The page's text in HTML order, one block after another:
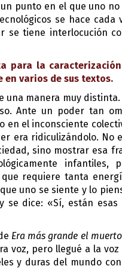
punto en el que uno
se hace cada
se tiene interlocución
para la
en varios de sus textos.
una manera muy
Ante un poder tan
en el inconsciente
era ridiculizándolo. No
sino mostrar esa
requiere tanta
uno se siente y lo
se dice: «Sí, están
Era más grande el muerto
voz, pero llegué a la
y duras del mundo